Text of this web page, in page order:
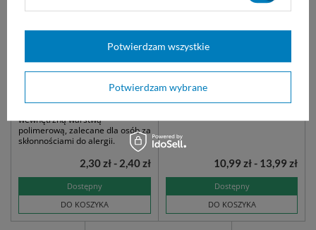
DERMAGEL - Rękawice
lateksowe bezpudrowe
wewnętrzną warstwą
polimerową, zalecane dla osób za
skłonnościami do alergii.
Dostępny
DO KOSZYKA
2,30 zł - 2,40 zł
easyCARE rękawice
nitrylowe bezpudrowe
Dostępny
DO KOSZYKA
10,99 zł - 13,99 zł
Potwierdzam wybrane
Potwierdzam wszystkie